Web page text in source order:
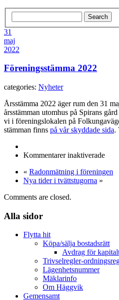
31
maj
2022
Föreningsstämma 2022
categories: Nyheter
Årsstämma 2022 äger rum den 31
årsstämman utomhus på Spirans
vi i föreningslokalen på
stämman finns på vår skyddade sida.
Kommentarer inaktiveradeför
2022
« Radonmätning i föreningen
Nya tider i tvättstugorna »
Comments are closed.
Alla sidor
Flytta hit
Köpa/sälja bostadsrätt
Avdrag för
Trivselregler-
Lägenhetsnummer
Mäklarinfo
Om Häggvik
Gemensamt